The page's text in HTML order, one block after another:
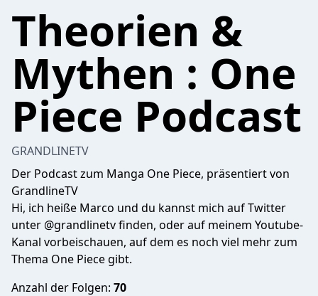
Theorien &
Mythen : One
Piece Podcast
GRANDLINETV
Der Podcast zum Manga One Piece, präsentiert von
GrandlineTV
Hi, ich heiße Marco und du kannst mich auf Twitter
unter @grandlinetv finden, oder auf meinem Youtube-
Kanal vorbeischauen, auf dem es noch viel mehr zum
Thema One Piece gibt.
Anzahl der Folgen: 70